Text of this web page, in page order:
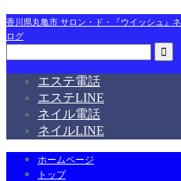
香川県丸亀市 サロン・ド・『ウイッシュ』
ログ
エステ電話
エステLINE
ネイル電話
ネイルLINE
ホームページ
トップ